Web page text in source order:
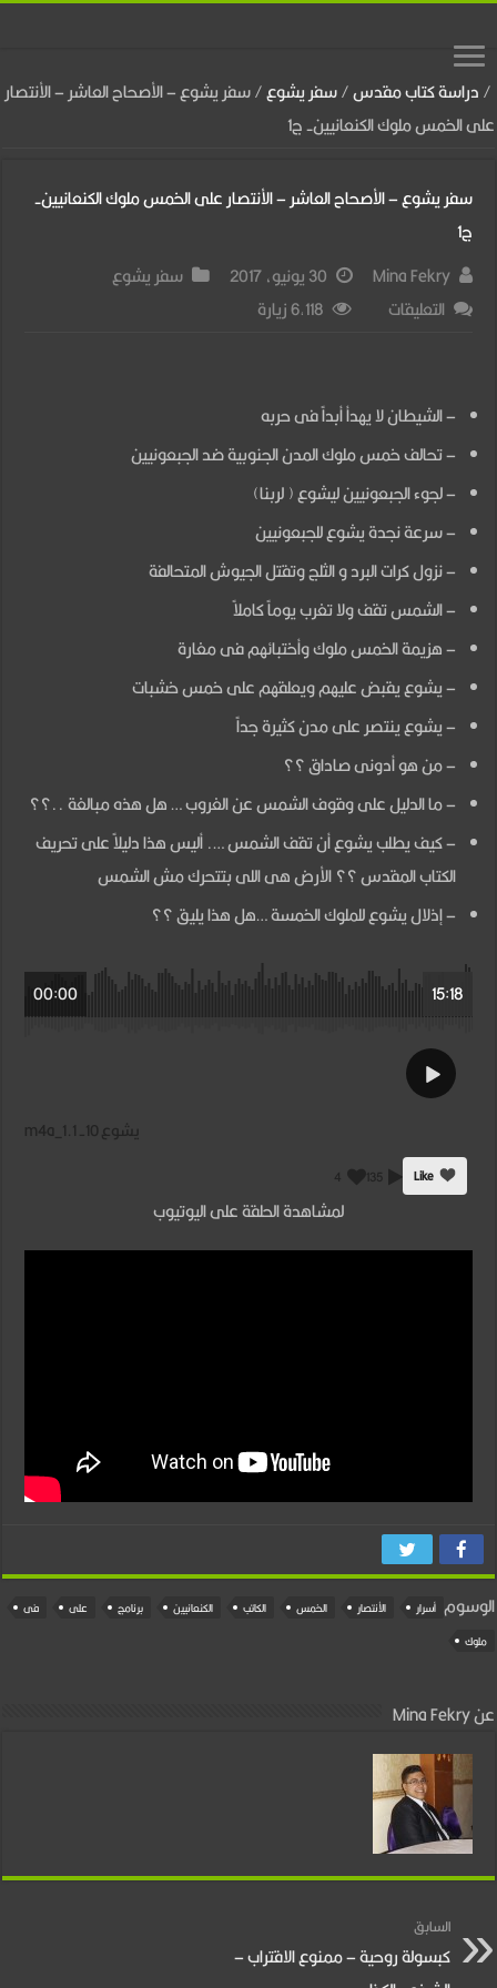
/دراسة كتاب مقدس/سفر يشوع/سفر يشوع – الأصحاح العاشر – الأنتصار
على الخمس ملوك الكنعانيين- ج1
سفر يشوع – الأصحاح العاشر – الأنتصار على الخمس ملوك الكنعانيين-
ج1
Mina Fekry
30 يونيو، 2017
سفر يشوع
التعليقات
–
الأصحاح
العاشر
–
الأنتصار
على
الخمس
ملوك
الكنعانيين-
مغلقة
6,118 زيارة
– الشيطان لا يهدأ أبداً فى حربه
– تحالف خمس ملوك المدن الجنوبية ضد الجبعونيين
– لجوء الجبعونيين ليشوع ( لربنا)
– سرعة نجدة يشوع للجبعونيين
– نزول كرات البرد و الثلج وتقتل الجيوش المتحالفة
– الشمس تقف ولا تغرب يوماً كاملاً
– هزيمة الخمس ملوك وأختبائهم فى مغارة
– يشوع يقبض عليهم ويعلقهم على خمس خشبات
– يشوع ينتصر على مدن كثيرة جداً
– من هو أدونى صاداق ؟؟
– ما الدليل على وقوف الشمس عن الغروب … هل هذه مبالغة ..؟؟
– كيف يطلب يشوع أن تقف الشمس …. أليس هذا دليلاً على تحريف
الكتاب المقدس ؟؟ الأرض هى اللى بتتحرك مش الشمس
– إذلال يشوع للملوك الخمسة …هل هذا يليق ؟؟
15:18
00:00
يشوع 10- 1.m4a_1
Like
135
4
لمشاهدة الحلقة على اليوتيوب
الوسوم أسرار الأنتصار الخمس الكاتب الكنعانيين برنامج على
فى
ملوك
عن Mina Fekry
السابق
كبسولة روحية – ممنوع الاقتراب –